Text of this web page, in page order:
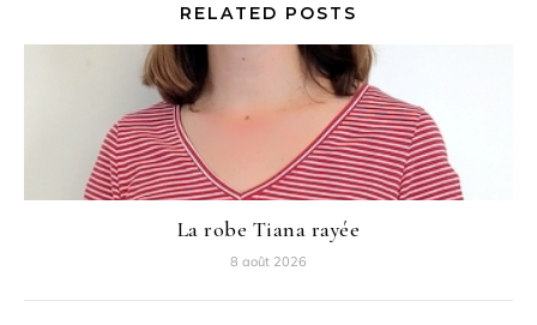
RELATED POSTS
La robe Tiana rayée
8 août 2026